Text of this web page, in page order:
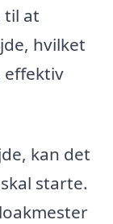
til at
hvilket
effektiv
kan det
starte.